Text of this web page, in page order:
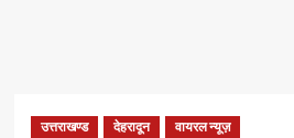
उत्तराखण्ड देहरादून वायरल न्यूज़